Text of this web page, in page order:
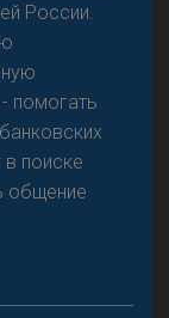
России.
помогать
поиске
общение